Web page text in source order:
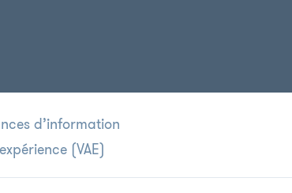
d’information
(VAE)